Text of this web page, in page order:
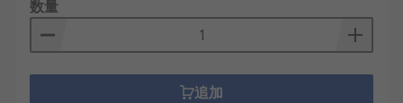
数量
追加